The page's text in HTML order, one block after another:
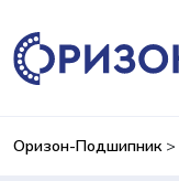
Оризон-Подшипник>